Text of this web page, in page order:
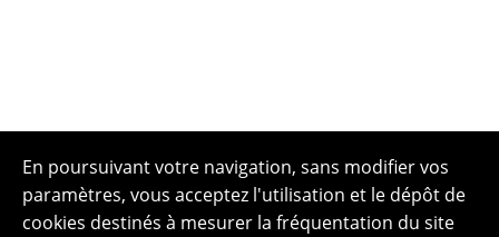
En poursuivant votre navigation, sans modifier vos
paramètres, vous acceptez l'utilisation et le dépôt de
cookies destinés à mesurer la fréquentation du site